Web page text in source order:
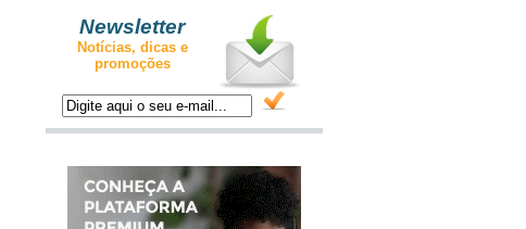
Newsletter
Notícias, dicas e
promoções